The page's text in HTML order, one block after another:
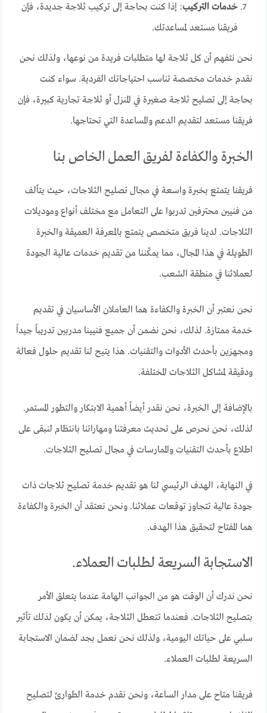
خدمات التركيب: إذا كنت بحاجة إلى تركيب ثلاجة جديدة، فإن
فريقنا مستعد لمساعدتك.
نحن نتفهم أن كل ثلاجة لها متطلبات فريدة من نوعها، ولذلك نحن
نقدم خدمات مخصصة تناسب احتياجاتك الفردية. سواء كنت
بحاجة إلى تصليح ثلاجة صغيرة في المنزل أو ثلاجة تجارية كبيرة، فإن
فريقنا مستعد لتقديم الدعم والمساعدة التي تحتاجها.
الخبرة والكفاءة لفريق العمل الخاص بنا
فريقنا يتمتع بخبرة واسعة في مجال تصليح الثلاجات، حيث يتألف
من فنيين محترفين تدربوا على التعامل مع مختلف أنواع وموديلات
الثلاجات. لدينا فريق متخصص يتمتع بالمعرفة العميقة والخبرة
الطويلة في هذا المجال، مما يمكّننا من تقديم خدمات عالية الجودة
لعملائنا في منطقة الشعب.
نحن نعتبر أن الخبرة والكفاءة هما العاملان الأساسيان في تقديم
خدمة ممتازة. لذلك، نحن نضمن أن جميع فنيينا مدربين تدريباً جيداً
ومجهزين بأحدث الأدوات والتقنيات. هذا يتيح لنا تقديم حلول فعالة
ودقيقة لمشاكل الثلاجات المختلفة.
بالإضافة إلى الخبرة، نحن نقدر أيضاً أهمية الابتكار والتطور المستمر.
لذلك، نحن نحرص على تحديث معرفتنا ومهاراتنا بانتظام لنبقى على
اطلاع بأحدث التقنيات والممارسات في مجال تصليح الثلاجات.
في النهاية، الهدف الرئيسي لنا هو تقديم خدمة تصليح ثلاجات ذات
جودة عالية تتجاوز توقعات عملائنا. ونحن نعتقد أن الخبرة والكفاءة
هما المفتاح لتحقيق هذا الهدف.
الاستجابة السريعة لطلبات العملاء.
نحن ندرك أن الوقت هو من الجوانب الهامة عندما يتعلق الأمر
بتصليح الثلاجات. فعندما تتعطل الثلاجة، يمكن أن يكون لذلك تأثير
سلبي على حياتك اليومية، ولذلك نحن نعمل بجد لضمان الاستجابة
السريعة لطلبات العملاء.
فريقنا متاح على مدار الساعة، ونحن نقدم خدمة الطوارئ لتصليح